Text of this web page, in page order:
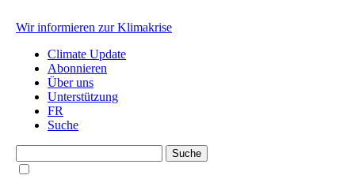
Wir informieren zur Klimakrise
Climate Update
Abonnieren
Über uns
Unterstützung
FR
Suche